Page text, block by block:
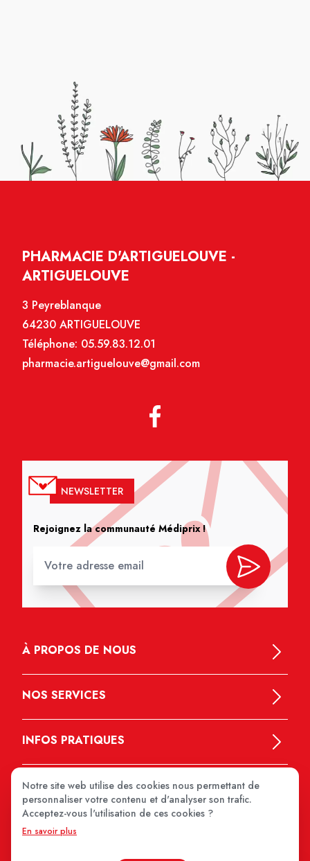
PHARMACIE D'ARTIGUELOUVE -
ARTIGUELOUVE
3 Peyreblanque
64230 ARTIGUELOUVE
Téléphone: 05.59.83.12.01
pharmacie.artiguelouve@gmail.com
NEWSLETTER
Rejoignez la communauté Médiprix !
À PROPOS DE NOUS
NOS SERVICES
INFOS PRATIQUES
Notre site web utilise des cookies nous permettant de
personnaliser votre contenu et d'analyser son trafic.
Acceptez-vous l'utilisation de ces cookies ?
En savoir plus